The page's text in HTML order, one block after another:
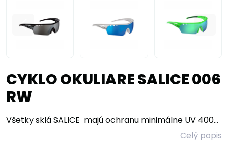
CYKLO OKULIARE SALICE 006
RW
Všetky sklá SALICE majú ochranu minimálne UV 400...
Celý popis